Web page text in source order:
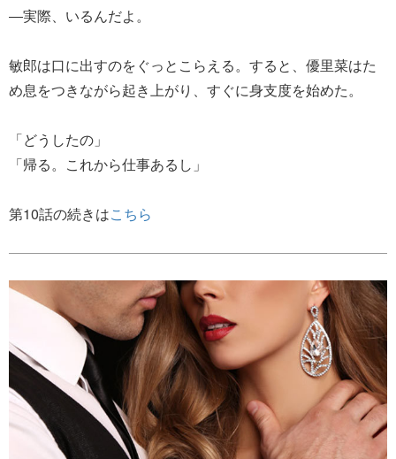
―実際、いるんだよ。
敏郎は口に出すのをぐっとこらえる。すると、優里菜はた
め息をつきながら起き上がり、すぐに身支度を始めた。
「どうしたの」
「帰る。これから仕事あるし」
第10話の続きはこちら